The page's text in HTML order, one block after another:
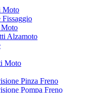
Moto
Moto
Alzamoto
Moto
Pinza Freno
Pompa Freno